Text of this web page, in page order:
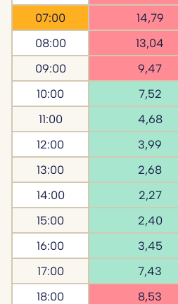
07:00
14,79
08:00
13,04
09:00
9,47
10:00
7,52
11:00
4,68
12:00
3,99
13:00
2,68
14:00
2,27
15:00
2,40
16:00
3,45
17:00
7,43
18:00
8,53